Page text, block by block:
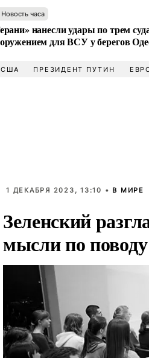
Новость часа
нанесли удары по трем
для ВСУ у берегов
ПРЕЗИДЕНТ ПУТИН
1 ДЕКАБРЯ 2023, 13:10 • В МИРЕ
Зеленский
мысли по